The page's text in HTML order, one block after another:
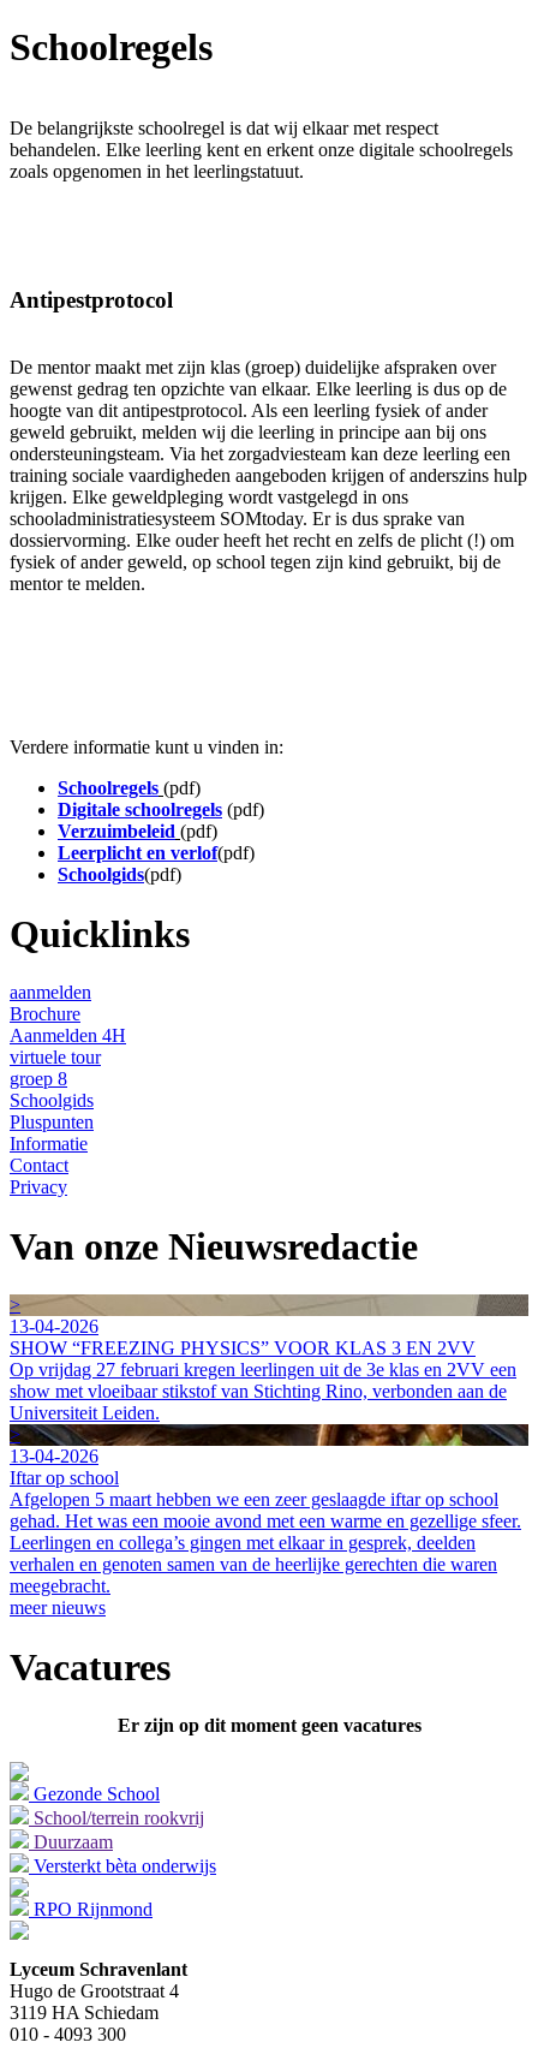
Schoolregels
De belangrijkste schoolregel is dat wij elkaar met respect
behandelen. Elke leerling kent en erkent onze digitale schoolregels
zoals opgenomen in het leerlingstatuut.
Antipestprotocol
De mentor maakt met zijn klas (groep) duidelijke afspraken over
gewenst gedrag ten opzichte van elkaar. Elke leerling is dus op de
hoogte van dit antipestprotocol. Als een leerling fysiek of ander
geweld gebruikt, melden wij die leerling in principe aan bij ons
ondersteuningsteam. Via het zorgadviesteam kan deze leerling een
training sociale vaardigheden aangeboden krijgen of anderszins hulp
krijgen. Elke geweldpleging wordt vastgelegd in ons
schooladministratiesysteem SOMtoday. Er is dus sprake van
dossiervorming. Elke ouder heeft het recht en zelfs de plicht (!) om
fysiek of ander geweld, op school tegen zijn kind gebruikt, bij de
mentor te melden.
Verdere informatie kunt u vinden in:
Schoolregels (pdf)
Digitale schoolregels (pdf)
Verzuimbeleid (pdf)
Leerplicht en verlof(pdf)
Schoolgids(pdf)
Quicklinks
aanmelden
Brochure
Aanmelden 4H
virtuele tour
groep 8
Schoolgids
Pluspunten
Informatie
Contact
Privacy
Van onze Nieuwsredactie
>
13-04-2026
SHOW “FREEZING PHYSICS” VOOR KLAS 3 EN 2VV
Op vrijdag 27 februari kregen leerlingen uit de 3e klas en 2VV een
show met vloeibaar stikstof van Stichting Rino, verbonden aan de
Universiteit Leiden.
>
13-04-2026
Iftar op school
Afgelopen 5 maart hebben we een zeer geslaagde iftar op school
gehad. Het was een mooie avond met een warme en gezellige sfeer.
Leerlingen en collega’s gingen met elkaar in gesprek, deelden
verhalen en genoten samen van de heerlijke gerechten die waren
meegebracht.
meer nieuws
Vacatures
Er zijn op dit moment geen vacatures
Gezonde School
School/terrein rookvrij
Duurzaam
Versterkt bèta onderwijs
RPO Rijnmond
Lyceum Schravenlant
Hugo de Grootstraat 4
3119 HA Schiedam
010 - 4093 300